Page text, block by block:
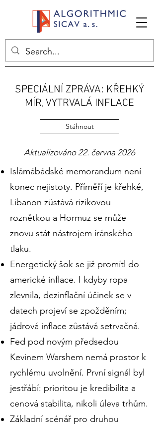
SPECIÁLNÍ ZPRÁVA: KŘEHKÝ
MÍR, VYTRVALÁ INFLACE
Stáhnout
Aktualizováno 22. června 2026
Islámábádské memorandum není
konec nejistoty. Příměří je křehké,
Libanon zůstává rizikovou
roznětkou a Hormuz se může
znovu stát nástrojem íránského
tlaku.
Energetický šok se již promítl do
americké inflace. I kdyby ropa
zlevnila, dezinflační účinek se v
datech projeví se zpožděním;
jádrová inflace zůstává setrvačná.
Fed pod novým předsedou
Kevinem Warshem nemá prostor k
rychlému uvolnění. První signál byl
jestřábí: prioritou je kredibilita a
cenová stabilita, nikoli úleva trhům.
Základní scénář pro druhou